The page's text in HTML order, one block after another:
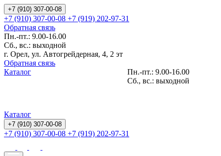
+7 (910) 307-00-08
+7 (910) 307-00-08 +7 (919) 202-97-31
Обратная связь
Пн.-пт.: 9.00-16.00
Сб., вс.: выходной
г. Орел, ул. Автогрейдерная, 4, 2 эт
Обратная связь
Пн.-пт.: 9.00-16.00
Сб., вс.: выходной
Каталог
Каталог
+7 (910) 307-00-08
+7 (910) 307-00-08 +7 (919) 202-97-31